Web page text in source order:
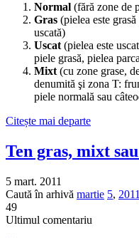
Normal (fără zone de
Gras (pielea este
uscată)
Uscat (pielea este
piele grasă, pielea
Mixt (cu zone grase,
denumită şi zona T:
piele normală sau
Citește mai departe
Ten gras, mixt
5 mart. 2011
Caută în arhivă martie 5, 2011
49
Ultimul comentariu